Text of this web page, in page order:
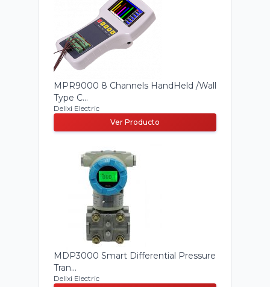
MPR9000 8 Channels HandHeld /Wall
Type C...
Delixi Electric
Ver Producto
MDP3000 Smart Differential Pressure
Tran...
Delixi Electric